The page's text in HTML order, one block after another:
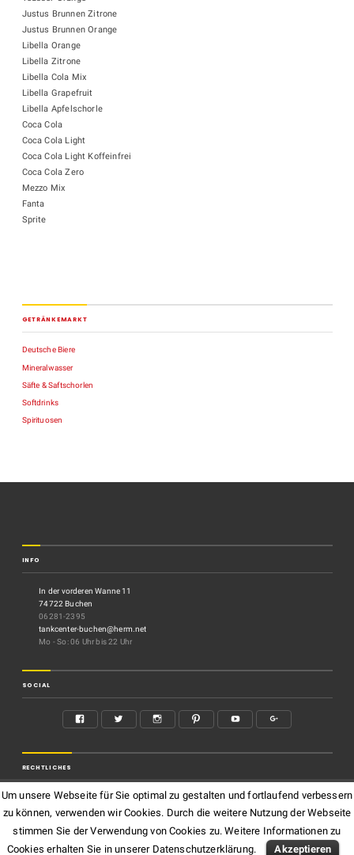
Justus Brunnen Zitrone
Justus Brunnen Orange
Libella Orange
Libella Zitrone
Libella Cola Mix
Libella Grapefruit
Libella Apfelschorle
Coca Cola
Coca Cola Light
Coca Cola Light Koffeinfrei
Coca Cola Zero
Mezzo Mix
Fanta
Sprite
GETRÄNKEMARKT
Deutsche Biere
Mineralwasser
Säfte & Saftschorlen
Softdrinks
Spirituosen
INFO
In der vorderen Wanne 11
74722 Buchen
06281-2395
tankcenter-buchen@herm.net
Mo - So: 06 Uhr bis 22 Uhr
SOCIAL
RECHTLICHES
Impressum
Um unsere Webseite für Sie optimal zu gestalten und fortlaufend verbessern
zu können, verwenden wir Cookies. Durch die weitere Nutzung der Webseite
stimmen Sie der Verwendung von Cookies zu. Weitere Informationen zu
Cookies erhalten Sie in unserer Datenschutzerklärung.
Akzeptieren